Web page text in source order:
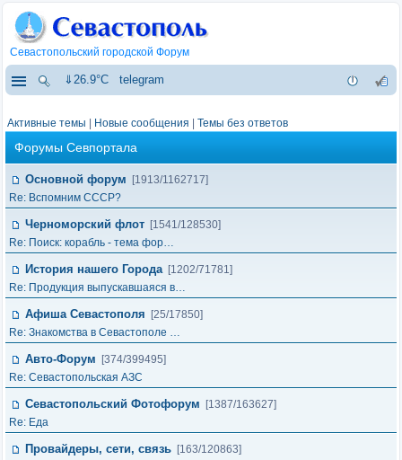
Севастопольский городской Форум
⇓26.9°C telegram
Активные темы Новые сообщения Темы без ответов
Форумы Севпортала
Основной форум
[1913/1162717]
Re: Вспомним СССР?
Черноморский флот [1541/128530]
Re: Поиск: корабль - тема фор…
История нашего Города [1202/71781]
Re: Продукция выпускавшаяся в…
Афиша Севастополя
[25/17850]
Re: Знакомства в Севастополе …
Авто-Форум
[374/399495]
Re: Севастопольская АЗС
Севастопольский Фотофорум
[1387/163627]
Re: Еда
Провайдеры, сети, связь [163/120863]